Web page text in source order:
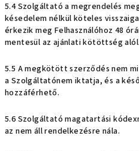
5.4 Szolgáltató a megrendelés
késedelem nélkül köteles
érkezik meg Felhasználóhoz 48
mentesül az ajánlati kötöttség alól.
5.5 A megkötött szerződés nem
a Szolgáltatónem iktatja, és a
hozzáférhető.
5.6 Szolgáltató magatartási
az nem áll rendelkezésre nála.